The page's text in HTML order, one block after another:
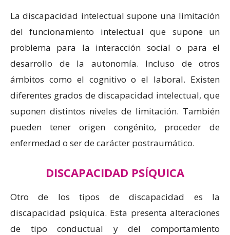
La discapacidad intelectual supone una limitación
del funcionamiento intelectual que supone un
problema para la interacción social o para el
desarrollo de la autonomía. Incluso de otros
ámbitos como el cognitivo o el laboral. Existen
diferentes grados de discapacidad intelectual, que
suponen distintos niveles de limitación. También
pueden tener origen congénito, proceder de
enfermedad o ser de carácter postraumático.
DISCAPACIDAD PSÍQUICA
Otro de los tipos de discapacidad es la
discapacidad psíquica. Esta presenta alteraciones
de tipo conductual y del comportamiento